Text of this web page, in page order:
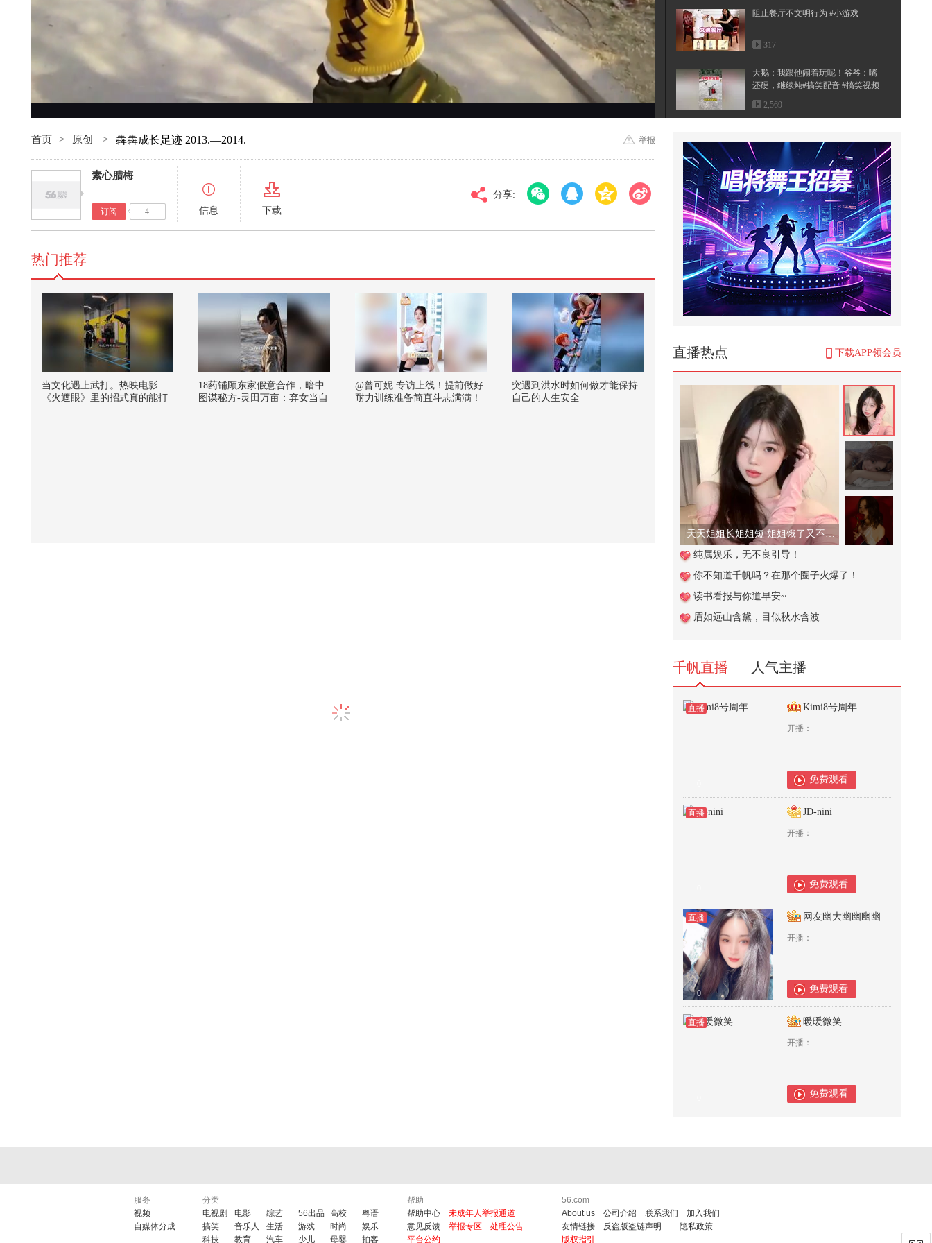
高清
对比度 100
阻止餐厅不文明行为 #小游戏
317
大鹅：我跟他闹着玩呢！爷爷：嘴
还硬，继续炖#搞笑配音 #搞笑视频
...
2,569
6,117
12违禁电器会招来致命连锁惩罚
《熄灯即赴死》
46
回到景德镇三宝拜访老友，看到陶
艺家们的创作，感觉就像进了古玩
店...
1,470
谁懂青春期的男生有多能吃@搞笑
夏日解渴喝什么？#玩转健康年轻
态 #健康狐和TA的朋友们 @张朝阳
@...
17,581
孩子吃荔枝会进ICU？@关凌 @付
虹医生 @妇产科王贵芳医生 @皮肤
科周...
10,245
明朝皇帝短命的背后到底藏着什么
惊天秘密
13,800
【一镜解锁潮生活】这个菜王终于
螺...
207
长沙路演赛冠军组 | 全程高燃夯爆
啦！“考研team”组带来《Hands u...
首页 > 原创 > 犇犇成长足迹 2013.—2014. 举报
素心腊梅
订阅 4 信息 下载
分享:
直播热点 下载APP领会员
天天姐姐长姐姐短 姐姐饿了又不管！
纯属娱乐，无不良引导！
你不知道千帆吗？在那个圈子火爆了！
读书看报与你道早安~
眉如远山含黛，目似秋水含波
千帆直播 人气主播
直播 Kimi8号周年
开播：
免费观看
直播 JD-nini
开播：
免费观看
直播
0
网友幽大幽幽幽幽
开播：
免费观看
直播 暖暖微笑
开播：
免费观看
热门推荐
当文化遇上武打。热映电影
《火遮眼》里的招式真的能打
18药铺顾东家假意合作，暗中
图谋秘方-灵田万亩：弃女当自
@曾可妮 专访上线！提前做好
耐力训练准备简直斗志满满！
突遇到洪水时如何做才能保持
自己的人生安全
服务
视频
自媒体分成
分类
电视剧
电影 综艺 56出品 高校
粤语
搞笑
音乐人 生活 游戏 时尚
娱乐
科技
教育 汽车 少儿 母婴 拍客
帮助
帮助中心
未成年人举报通道
意见反馈
举报专区
处理公告
平台公约
56.com
About us
公司介绍 联系我们
加入我们
友情链接
反盗版盗链声明
隐私政策
版权指引